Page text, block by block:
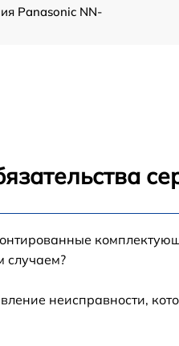
Panasonic NN-
NN-SD372
Panasonic NN-
случаем?
неисправности,